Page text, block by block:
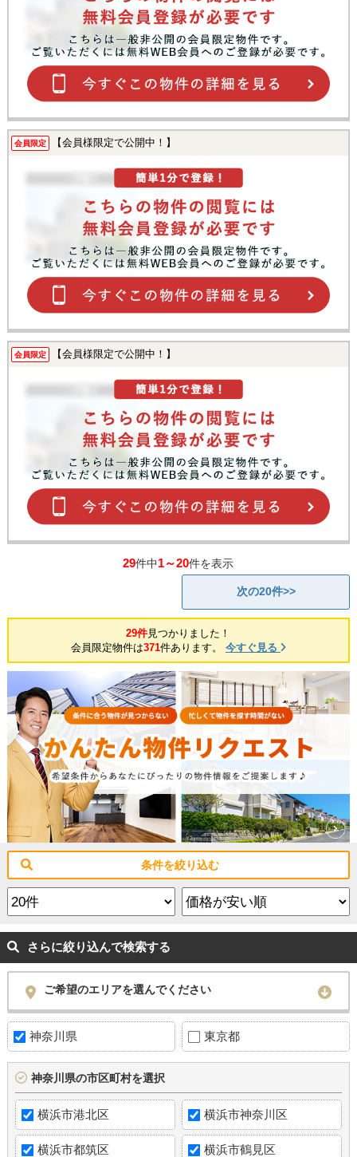
会員限定 【会員様限定で公開中！】
会員限定 【会員様限定で公開中！】
29件中1～20件を表示
次の20件>>
29件見つかりました！
会員限定物件は371件あります。 今すぐ見る
条件を絞り込む
さらに絞り込んで検索する
ご希望のエリアを選んでください
神奈川県 東京都
神奈川県の市区町村を選択
横浜市港北区 横浜市神奈川区
横浜市都筑区 横浜市鶴見区